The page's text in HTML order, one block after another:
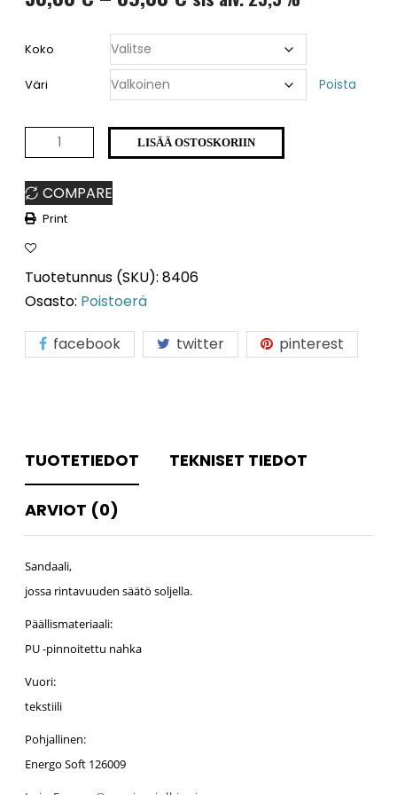
50,00 €
-
89,00 €
Koko
Väri Poista
Energo
poistoerä
LISÄÄ OSTOSKORIIN
COMPARE
Print
Tuotetunnus (SKU):8406
Osasto: Poistoerä
facebook twitter pinterest
TUOTETIEDOT TEKNISET TIEDOT
ARVIOT (0)
Sandaali,
jossa rintavuuden säätö soljella.
Päällismateriaali:
PU -pinnoitettu nahka
Vuori:
tekstiili
Pohjallinen:
Energo Soft 126009